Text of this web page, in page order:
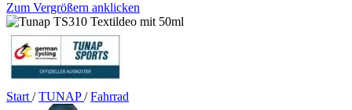
Zum Vergrößern anklicken
Start/ TUNAP/ Fahrrad